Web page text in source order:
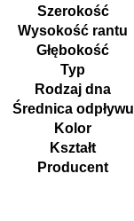
Szerokość
Wysokość rantu
Głębokość
Typ
Rodzaj dna
Średnica odpływu
Kolor
Kształt
Producent